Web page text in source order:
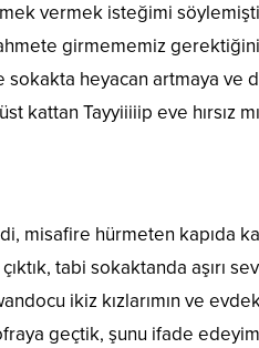
vermek isteğimi
girmememiz
heyacan artmaya ve
kattan Tayyiiiiip eve hırsız
misafire hürmeten kapıda
tabi sokaktanda aşırı
ikiz kızlarımın ve
geçtik, şunu ifade